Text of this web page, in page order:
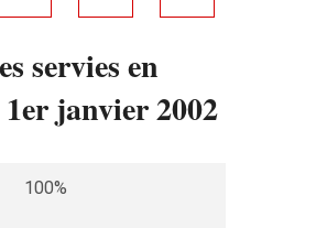
servies en
janvier 2002
100%